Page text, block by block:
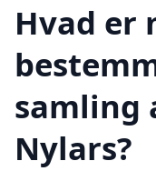
Hvad er
samling
Nylars?